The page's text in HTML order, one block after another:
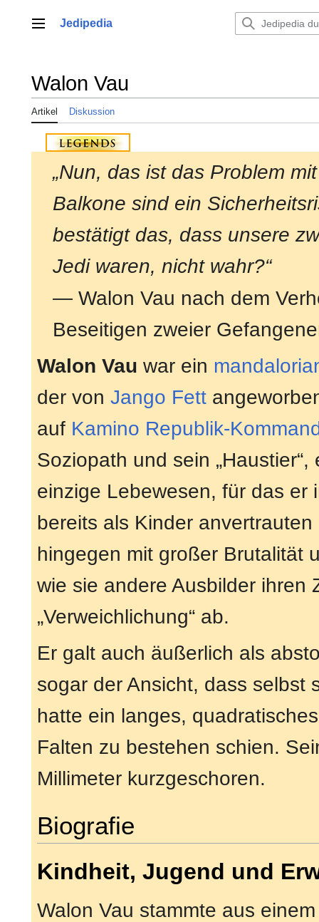
springenHauptmenü
Jedipedia
Walon Vau
Artikel Diskussion
„Nun, das ist das Problem
Balkone sind ein
bestätigt das, dass unsere
Jedi waren, nicht wahr?“
— Walon Vau nach dem
Beseitigen zweier
Walon Vau war ein
der von Jango Fett
auf Kamino Republik-
Soziopath und sein
einzige Lebewesen, für das er
bereits als Kinder
hingegen mit großer Brutalität
wie sie andere Ausbilder ihren
„Verweichlichung“ ab.
Er galt auch äußerlich als
sogar der Ansicht, dass selbst
hatte ein langes,
Falten zu bestehen schien.
Millimeter kurzgeschoren.
Biografie
Kindheit, Jugend und
Walon Vau stammte aus